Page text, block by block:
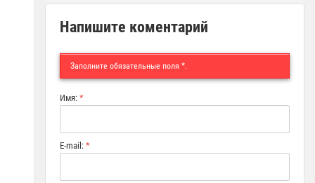
Напишите коментарий
Заполните обязательные поля *.
Имя: *
E-mail: *